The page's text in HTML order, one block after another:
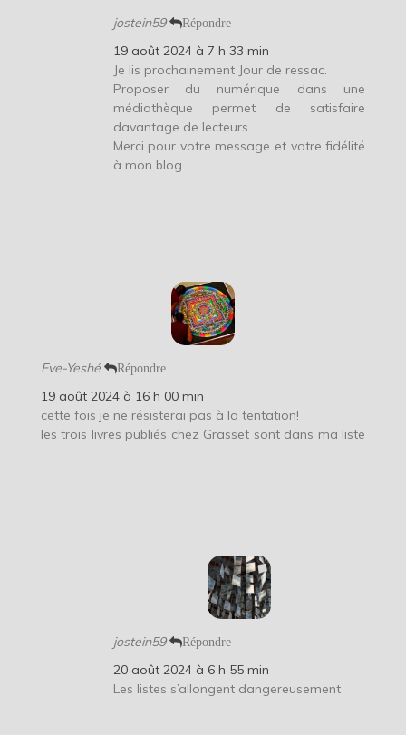
jostein59 Répondre
19 août 2024 à 7 h 33 min
Je lis prochainement Jour de ressac.
Proposer du numérique dans une
médiathèque permet de satisfaire
davantage de lecteurs.
Merci pour votre message et votre fidélité
à mon blog
Eve-Yeshé Répondre
19 août 2024 à 16 h 00 min
cette fois je ne résisterai pas à la tentation!
les trois livres publiés chez Grasset sont dans ma liste
jostein59 Répondre
20 août 2024 à 6 h 55 min
Les listes s’allongent dangereusement